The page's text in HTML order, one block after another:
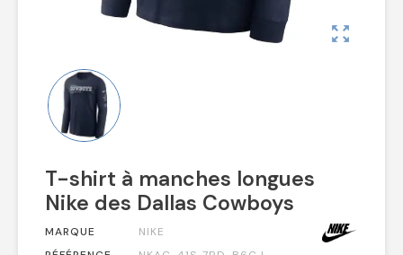
zoom_out_map
T-shirt à manches longues
Nike des Dallas Cowboys
MARQUE
NIKE